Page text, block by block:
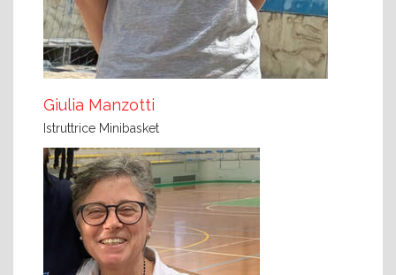
Giulia Manzotti
Istruttrice Minibasket